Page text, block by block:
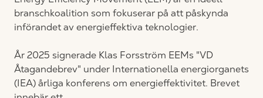
branschkoalition som fokuserar på att påskynda
införandet av energieffektiva teknologier.
År 2025 signerade Klas Forsström EEMs "VD
Åtagandebrev" under Internationella energiorganets
(IEA) årliga konferens om energieffektivitet. Brevet